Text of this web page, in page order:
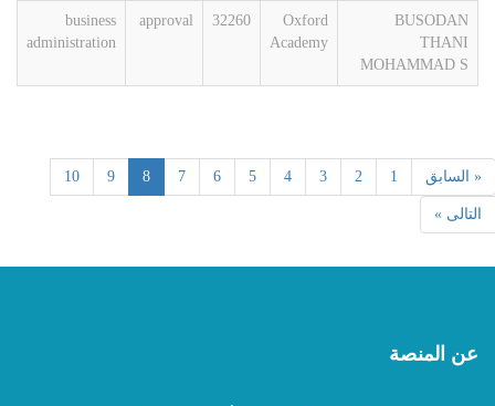
BUSODAN
THANI
MOHAMMAD S
Oxford
Academy
32260
approval
business
administration
« السابق 1
2
3
4
5
6
7
8
9
10
التالى »
عن المنصة